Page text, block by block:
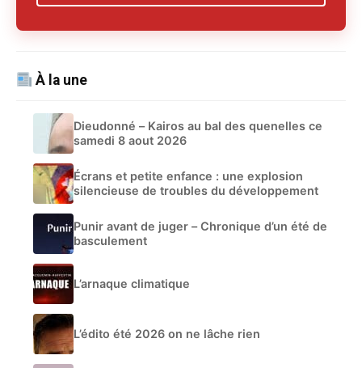
À la une
Dieudonné – Kairos au bal des quenelles ce
samedi 8 aout 2026
Écrans et petite enfance : une explosion
silencieuse de troubles du développement
Punir avant de juger – Chronique d’un été de
basculement
L’arnaque climatique
L’édito été 2026 on ne lâche rien